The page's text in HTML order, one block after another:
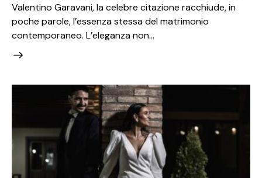
Valentino Garavani, la celebre citazione racchiude, in
poche parole, l’essenza stessa del matrimonio
contemporaneo. L’eleganza non…